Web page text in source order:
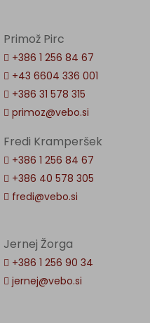
Primož Pirc
+386 1 256 84 67
+43 6604 336 001
+386 31 578 315
primoz@vebo.si
Fredi Kramperšek
+386 1 256 84 67
+386 40 578 305
fredi@vebo.si
Jernej Žorga
+386 1 256 90 34
jernej@vebo.si